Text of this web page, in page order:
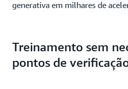
generativa em milhares de
Treinamento sem
pontos de